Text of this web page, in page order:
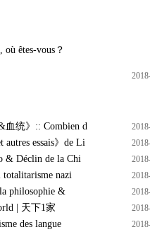
êtes-vous？
统》:: Combien d
essais》de Li
Déclin de la Chi
nazi
philosophie &
| 天下1家
des langue